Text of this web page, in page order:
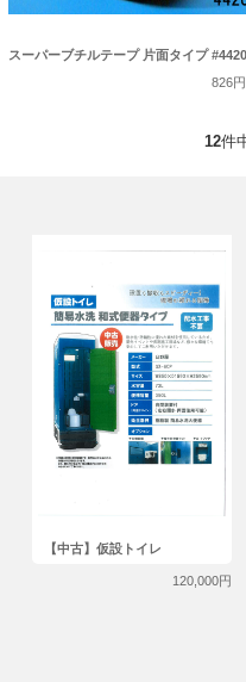
スーパーブチルテープ 片面タイプ #4420
826
12件
【中古】仮設トイレ
120,000円